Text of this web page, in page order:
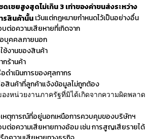
ดเชยสูงสุดไม่เกิน 3 เท่าของค่าขนส่งระหว่าง
รสินค้านั้น เว้นแต่กฎหมายกำหนดไว้เป็นอย่างอื่น
ต่อความเสียหายที่เกิดจาก
บุคคลภายนอก
ช้งานของสินค้า
กร้านค้า
ดำเนินการของศุลกากร
สินค้าที่ลูกค้าแจ้งข้อมูลไม่ถูกต้อง
งหน่วยงานภาครัฐที่มิได้เกิดจากความผิดพลาด
หตุการณ์ที่อยู่นอกเหนือการควบคุมของบริษัทฯ
ต่อความเสียหายทางอ้อม เช่น การสูญเสียรายได้